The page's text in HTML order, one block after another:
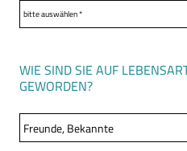
bitte auswählen *
WIE SIND SIE AUF
GEWORDEN?
Freunde, Bekannte